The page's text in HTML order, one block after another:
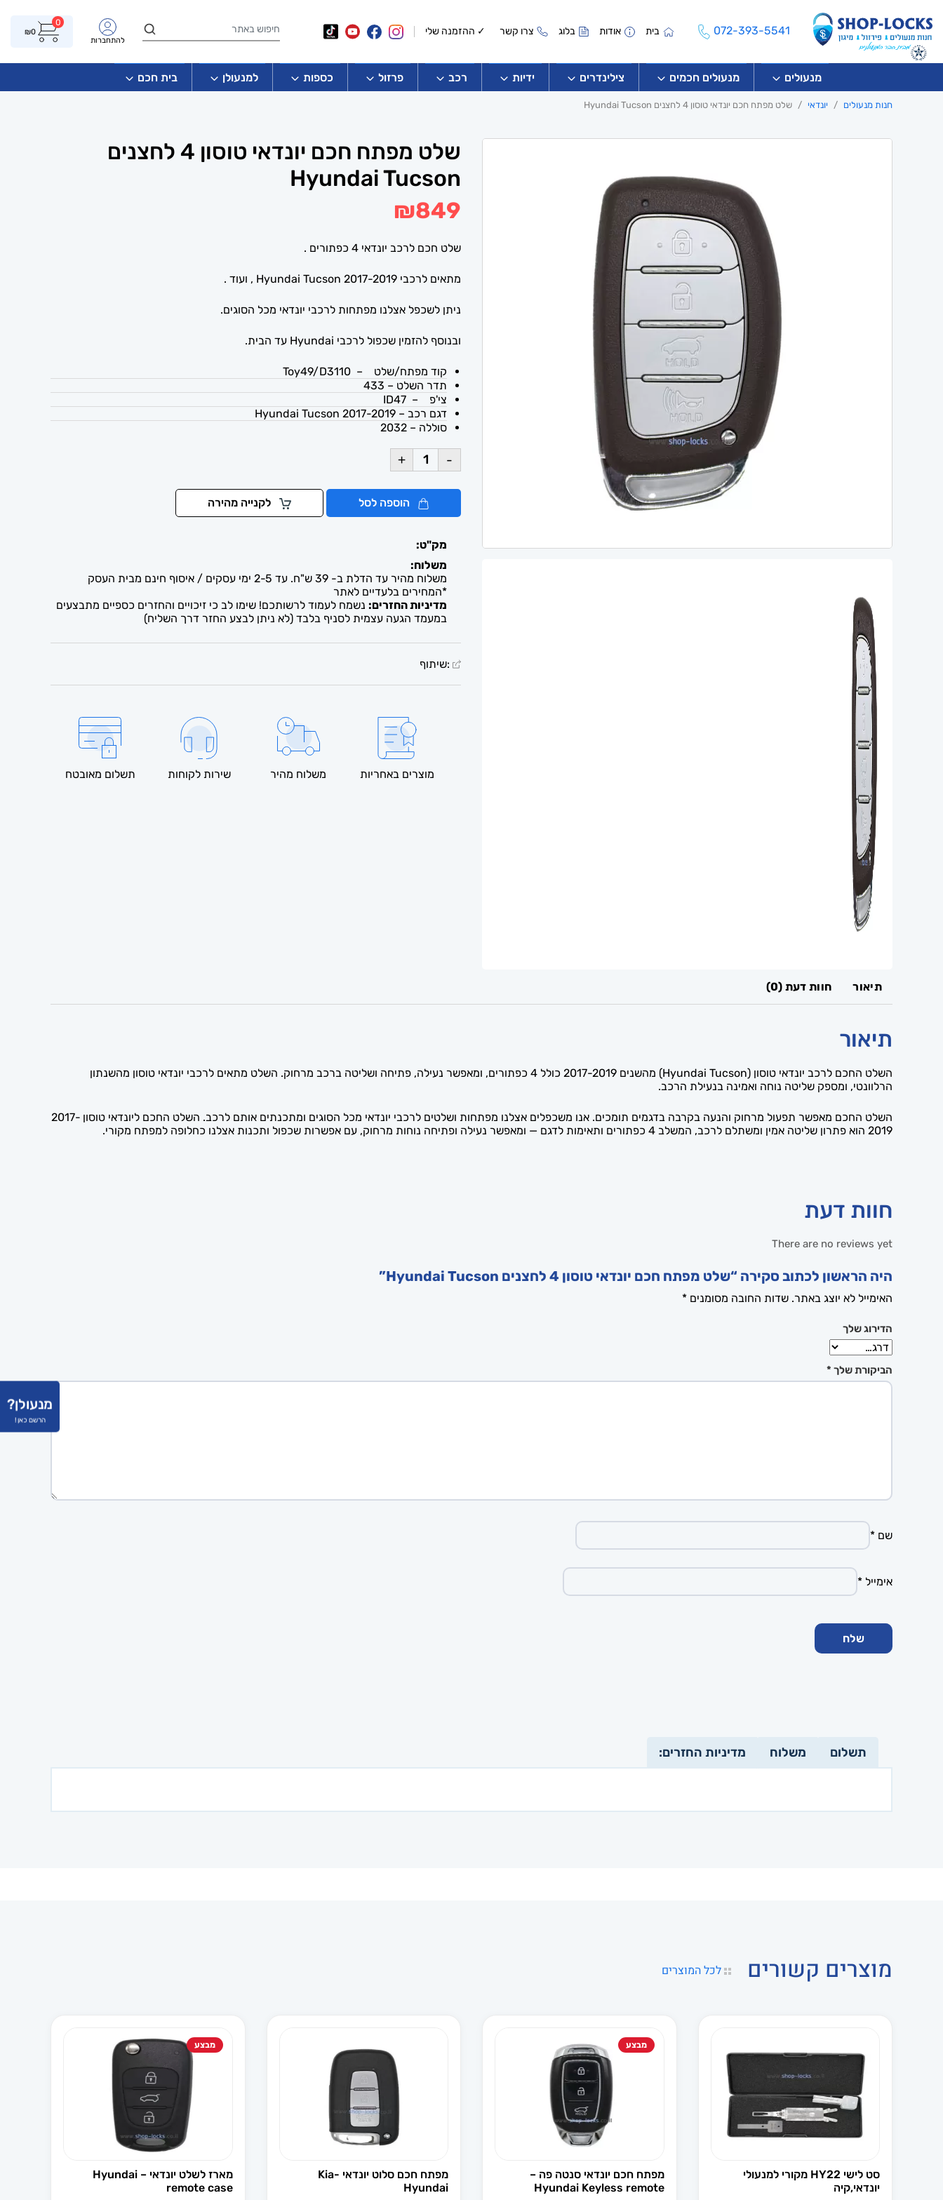
072-393-5541 בית אודות בלוג צרו קשר ✓ ההזמנה שלי
להתחברות
0
₪0
מנעולים מנעולים חכמים צילינדרים ידיות רכב פרזול כספות למנעולן בית חכם
חנות מנעולים יונדאי שלט מפתח חכם יונדאי טוסון 4 לחצנים Hyundai Tucson
שלט מפתח חכם יונדאי טוסון 4 לחצנים
Hyundai Tucson
₪849
שלט חכם לרכב יונדאי 4 כפתורים .
מתאים לרכבי 2017-2019 Hyundai Tucson , ועוד .
ניתן לשכפל אצלנו מפתחות לרכבי יונדאי מכל הסוגים.
ובנוסף להזמין שכפול לרכבי Hyundai עד הבית.
קוד מפתח/שלט – Toy49/D3110
תדר השלט – 433
צי'פ – ID47
דגם רכב – 2017-2019 Hyundai Tucson
סוללה – 2032
-
+
הוספה לסל לקנייה מהירה
מק"ט:
משלוח:
משלוח מהיר עד הדלת ב- 39 ש"ח. עד 2-5 ימי עסקים / איסוף חינם מבית העסק
*המחירים בלעדיים לאתר
מדיניות החזרים: נשמח לעמוד לרשותכם! שימו לב כי זיכויים והחזרים כספיים מתבצעים
במעמד הגעה עצמית לסניף בלבד (לא ניתן לבצע החזר דרך השליח)
:שיתוף
מוצרים באחריות משלוח מהיר שירות לקוחות תשלום מאובטח
תיאור חוות דעת (0)
תיאור
השלט החכם לרכב יונדאי טוסון (Hyundai Tucson) מהשנים 2017-2019 כולל 4 כפתורים, ומאפשר נעילה, פתיחה ושליטה ברכב מרחוק. השלט מתאים לרכבי יונדאי טוסון מהשנתון
הרלוונטי, ומספק שליטה נוחה ואמינה בנעילת הרכב.
השלט החכם מאפשר תפעול מרחוק והנעה בקרבה בדגמים תומכים. אנו משכפלים אצלנו מפתחות ושלטים לרכבי יונדאי מכל הסוגים ומתכנתים אותם לרכב. השלט החכם ליונדאי טוסון 2017-
2019 הוא פתרון שליטה אמין ומשתלם לרכב, המשלב 4 כפתורים ותאימות לדגם — ומאפשר נעילה ופתיחה נוחות מרחוק, עם אפשרות שכפול ותכנות אצלנו כחלופה למפתח מקורי.
חוות דעת
There are no reviews yet
היה הראשון לכתוב סקירה “שלט מפתח חכם יונדאי טוסון 4 לחצנים Hyundai Tucson”
האימייל לא יוצג באתר. שדות החובה מסומנים *
הדירוג שלך
הביקורת שלך *
שם *
אימייל *
תשלום משלוח מדיניות החזרים:
מוצרים קשורים לכל המוצרים
סט לישי HY22 מקורי למנעולי
יונדאי,קיה
מבצע
מפתח חכם יונדאי סנטה פה –
Hyundai Keyless remote
מפתח חכם סלוט יונדאי Kia-
Hyundai
מבצע
מארז לשלט יונדאי – Hyundai
remote case
מנעולן?
הרשם כאן !